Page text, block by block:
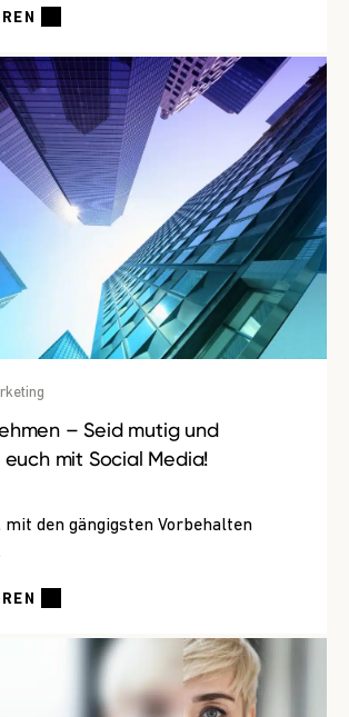
– Seid mutig und
mit Social Media!
mit den gängigsten Vorbehalten